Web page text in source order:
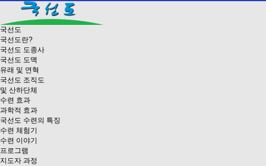
국선도
국선도란?
국선도 도종사
국선도 도맥
유래 및 연혁
국선도 조직도
및 산하단체
수련 효과
과학적 효과
국선도 수련의 특징
수련 체험기
수련 이야기
프로그램
지도자 과정